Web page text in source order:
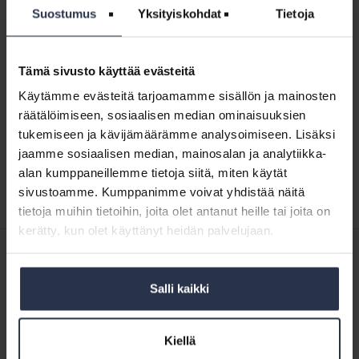
Suostumus Yksityiskohdat Tietoja
Tämä sivusto käyttää evästeitä
Käytämme evästeitä tarjoamamme sisällön ja mainosten
räätälöimiseen, sosiaalisen median ominaisuuksien
tukemiseen ja kävijämäärämme analysoimiseen. Lisäksi
jaamme sosiaalisen median, mainosalan ja analytiikka-
alan kumppaneillemme tietoja siitä, miten käytät
sivustoamme. Kumppanimme voivat yhdistää näitä
tietoja muihin tietoihin, joita olet antanut heille tai joita on
kerätty, kun olet käyttänyt heidän palvelujaan.
Salli kaikki
Kiellä
Näytä aakkosjärjestyksessä
6
isännöintijärjestelmän
valintaan
6 vinkkiä isännöintijärjestelmän valintaan
Isännöintijärjestelmä on koko isännöintitoimiston sydän.
Kun järjestelmä toimii, arki on hallittua, tieto kulkee ja
asiakaspalvelu pysyy laadukkaana. Kun se ei toimi,
kuormitus kasvaa nopeasti – ja se näkyy sekä omassa
työssä että asiakaspalvelussa.
Kotitalolehti.fi
vaarallinenkin juttu”